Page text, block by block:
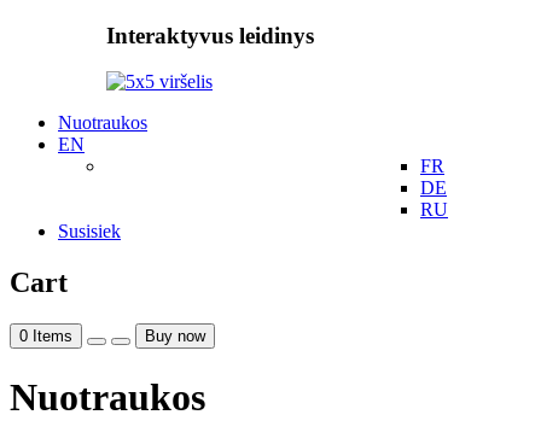
Interaktyvus leidinys
Nuotraukos
EN
FR
DE
RU
Susisiek
Cart
0 Items Buy now
Nuotraukos